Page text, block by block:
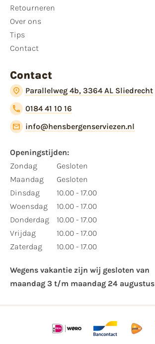
Retourneren
Over ons
Tips
Contact
Contact
Parallelweg 4b, 3364 AL Sliedrecht
0184 41 10 16
info@hensbergenserviezen.nl
Openingstijden:​
​Zondag
Maandag
Dinsdag
Woensdag
Donderdag
Vrijdag
Zaterdag
Gesloten
Gesloten
10.00 - 17.00
10.00 - 17.00
10.00 - 17.00
10.00 - 17.00
10.00 - 17.00
Wegens vakantie zijn wij gesloten van ​
maandag 3 t/m maandag 24 augustus